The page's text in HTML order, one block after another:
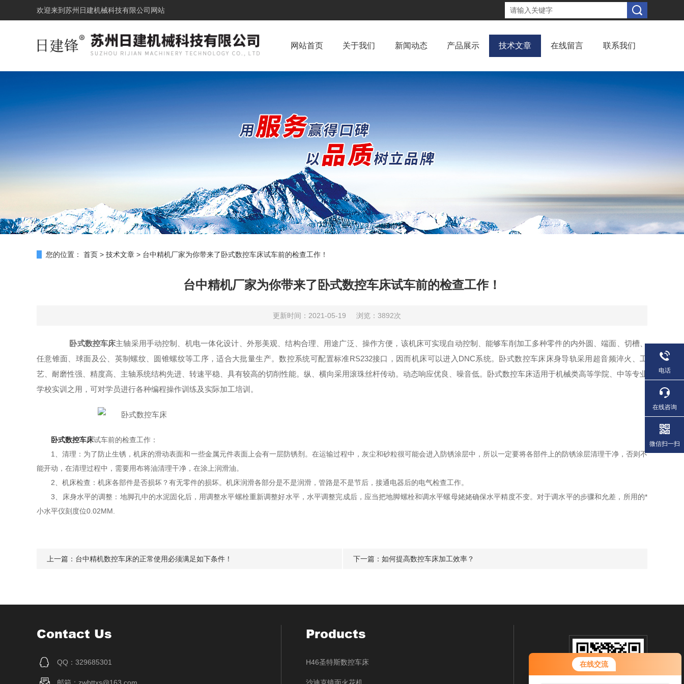
在线交流
欢迎来到 苏州日建机械科技有限公司网站
网站首页 关于我们 新闻动态 产品展示 技术文章 在线留言 联系我们
您的位置： 首页 > 技术文章 > 台中精机厂家为你带来了卧式数控车床试车前的检查工作！
台中精机厂家为你带来了卧式数控车床试车前的检查工作！
更新时间：2021-05-19 浏览：3892次
卧式数控车床主轴采用手动控制、机电一体化设计、外形美观、结构合理、用途广泛、操作方便，该机床可实现自动控制、能够车削加工多种零件的内外圆、端面、切槽、
任意锥面、球面及公、英制螺纹、圆锥螺纹等工序，适合大批量生产。数控系统可配置标准RS232接口，因而机床可以进入DNC系统。卧式数控车床床身导轨采用超音频淬火、工
艺、耐磨性强、精度高、主轴系统结构先进、转速平稳、具有较高的切削性能。纵、横向采用滚珠丝杆传动。动态响应优良、噪音低。卧式数控车床适用于机械类高等学院、中等专业
学校实训之用，可对学员进行各种编程操作训练及实际加工培训。
卧式数控车床试车前的检查工作：
1、清理：为了防止生锈，机床的滑动表面和一些金属元件表面上会有一层防锈剂。在运输过程中，灰尘和砂粒很可能会进入防锈涂层中，所以一定要将各部件上的防锈涂层清理干净，否则不
能开动，在清理过程中，需要用布将油清理干净，在涂上润滑油。
2、机床检查：机床各部件是否损坏？有无零件的损坏。机床润滑各部分是不是润滑，管路是不是节后，接通电器后的电气检查工作。
3、床身水平的调整：地脚孔中的水泥固化后，用调整水平螺栓重新调整好水平，水平调整完成后，应当把地脚螺栓和调水平螺母姥姥确保水平精度不变。对于调水平的步骤和允差，所用的*
小水平仪刻度位0.02MM.
上一篇： 台中精机数控车床的正常使用必须满足如下条件！ 下一篇： 如何提高数控车床加工效率？
Contact Us
QQ：329685301
Products
H46圣特斯数控车床
电话
在线咨询
微信扫一扫